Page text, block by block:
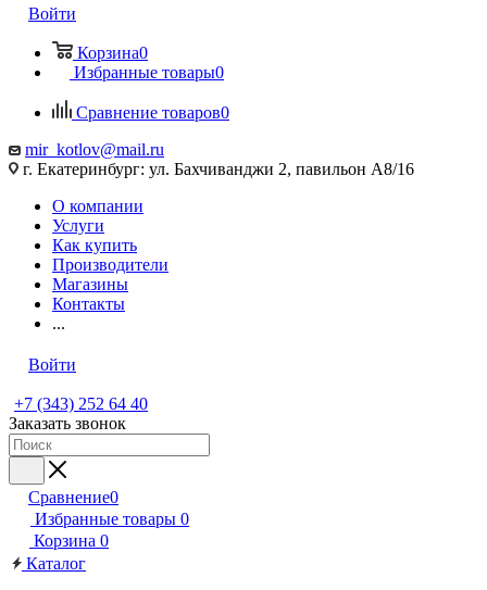
Войти
Корзина0
Избранные товары0
Сравнение товаров0
mir_kotlov@mail.ru
г. Екатеринбург: ул. Бахчиванджи 2, павильон А8/16
О компании
Услуги
Как купить
Производители
Магазины
Контакты
...
Войти
+7 (343) 252 64 40
Заказать звонок
Сравнение0
Избранные товары 0
Корзина 0
Каталог